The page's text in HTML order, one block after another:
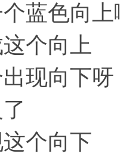
蓝色向上
个向上
现向下呀
个向下